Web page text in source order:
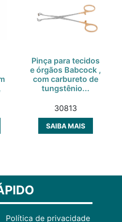
Pinça para tecidos
e órgãos Babcock ,
com carbureto de
tungstênio...
30813
SAIBA MAIS
Política de privacidade